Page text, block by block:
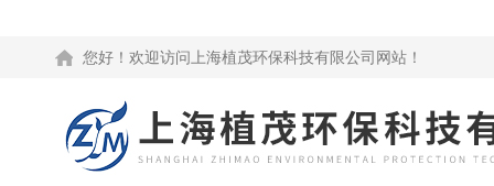
您好！欢迎访问上海植茂环保科技有限公司网站！